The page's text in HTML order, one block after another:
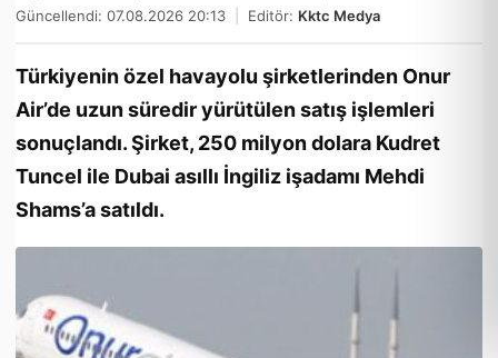
Güncellendi: 07.08.2026 20:13
Editör: Kktc Medya
Türkiyenin özel havayolu şirketlerinden Onur
Air’de uzun süredir yürütülen satış işlemleri
sonuçlandı. Şirket, 250 milyon dolara Kudret
Tuncel ile Dubai asıllı İngiliz işadamı Mehdi
Shams’a satıldı.